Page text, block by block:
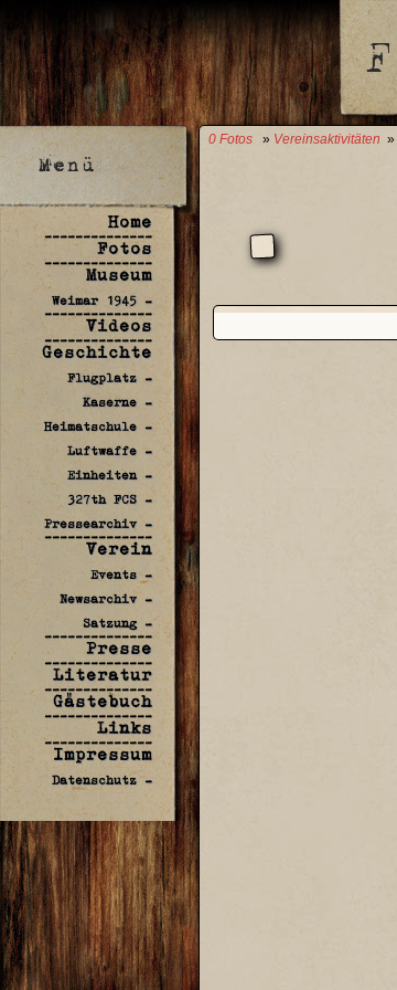
Home
--------------
Fotos
--------------
Museum
Weimar 1945 -
--------------
Videos
--------------
Geschichte
Flugplatz -
Kaserne -
Heimatschule -
Luftwaffe -
Einheiten -
327th FCS -
Pressearchiv -
--------------
Verein
Events -
Newsarchiv -
Satzung -
--------------
Presse
--------------
Literatur
--------------
Gästebuch
--------------
Links
--------------
Impressum
Datenschutz -
0 Fotos » Vereinsaktivitäten »